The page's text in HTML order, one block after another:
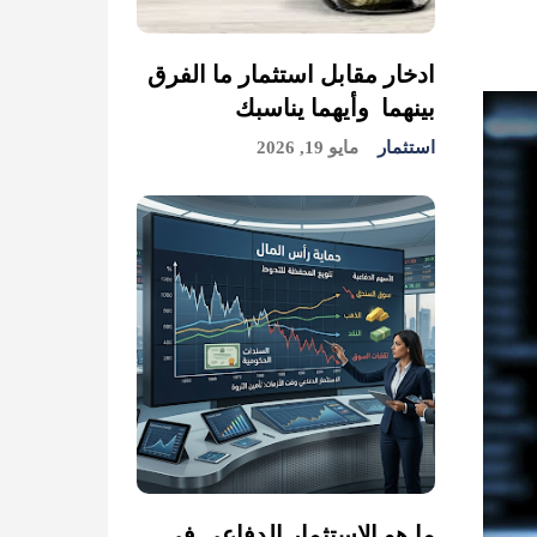
ادخار مقابل استثمار ما الفرق
بينهما وأيهما يناسبك
استثمار مايو 19, 2026